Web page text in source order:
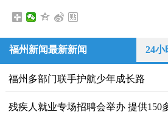
福州新闻最新新闻 24小
福州多部门联手护航少年成长路
残疾人就业专场招聘会举办 提供150